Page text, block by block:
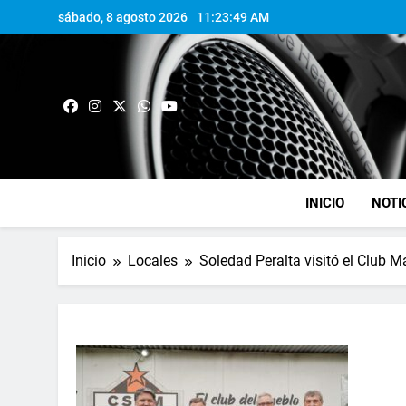
sábado, 8 agosto 2026 11:23:49 AM
INICIO
Inicio Locales Soledad Peralta visitó el Club